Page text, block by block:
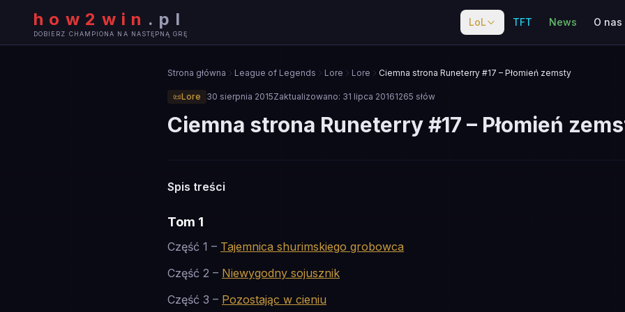
how2win . pl
DOBIERZ CHAMPIONA NA NASTĘPNĄ GRĘ
LoL TFT News O nas
Strona główna League of Legends Lore Lore Ciemna strona Runeterry #17 – Płomień zemsty
📜Lore 30 sierpnia 2015Zaktualizowano: 31 lipca 20161265 słów
Ciemna strona Runeterry #17 – Płomień
📜
Spis treści
Tom 1
Część 1 – Tajemnica shurimskiego grobowca
Część 2 – Niewygodny sojusznik
Część 3 – Pozostając w cieniu